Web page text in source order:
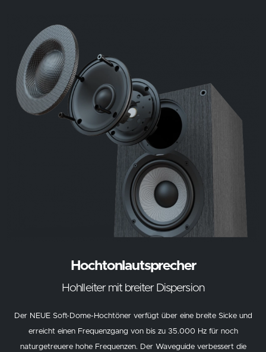
Hochtonlautsprecher
Hohlleiter mit breiter Dispersion
Der NEUE Soft-Dome-Hochtöner verfügt über eine breite Sicke und
erreicht einen Frequenzgang von bis zu 35.000 Hz für noch
naturgetreuere hohe Frequenzen. Der Waveguide verbessert die